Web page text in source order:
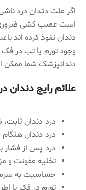
اگر علت دندان درد
است عصب کشی ضروری
دندان نفوذ کرده اند
وجود تورم یا تب در
دندانپزشک شما ممکن
علائم رایج
درد دندان ثابت،
درد دندان
درد پس از فشار
تخلیه عفونت و
حساسیت به سرما